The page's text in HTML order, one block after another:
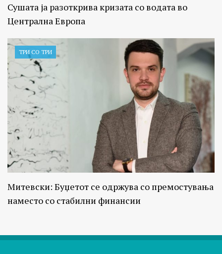
Сушата ја разоткрива кризата со водата во
Централна Европа
ТРИ СО ТРИ
Митевски: Буџетот се одржува со премостувања
наместо со стабилни финансии